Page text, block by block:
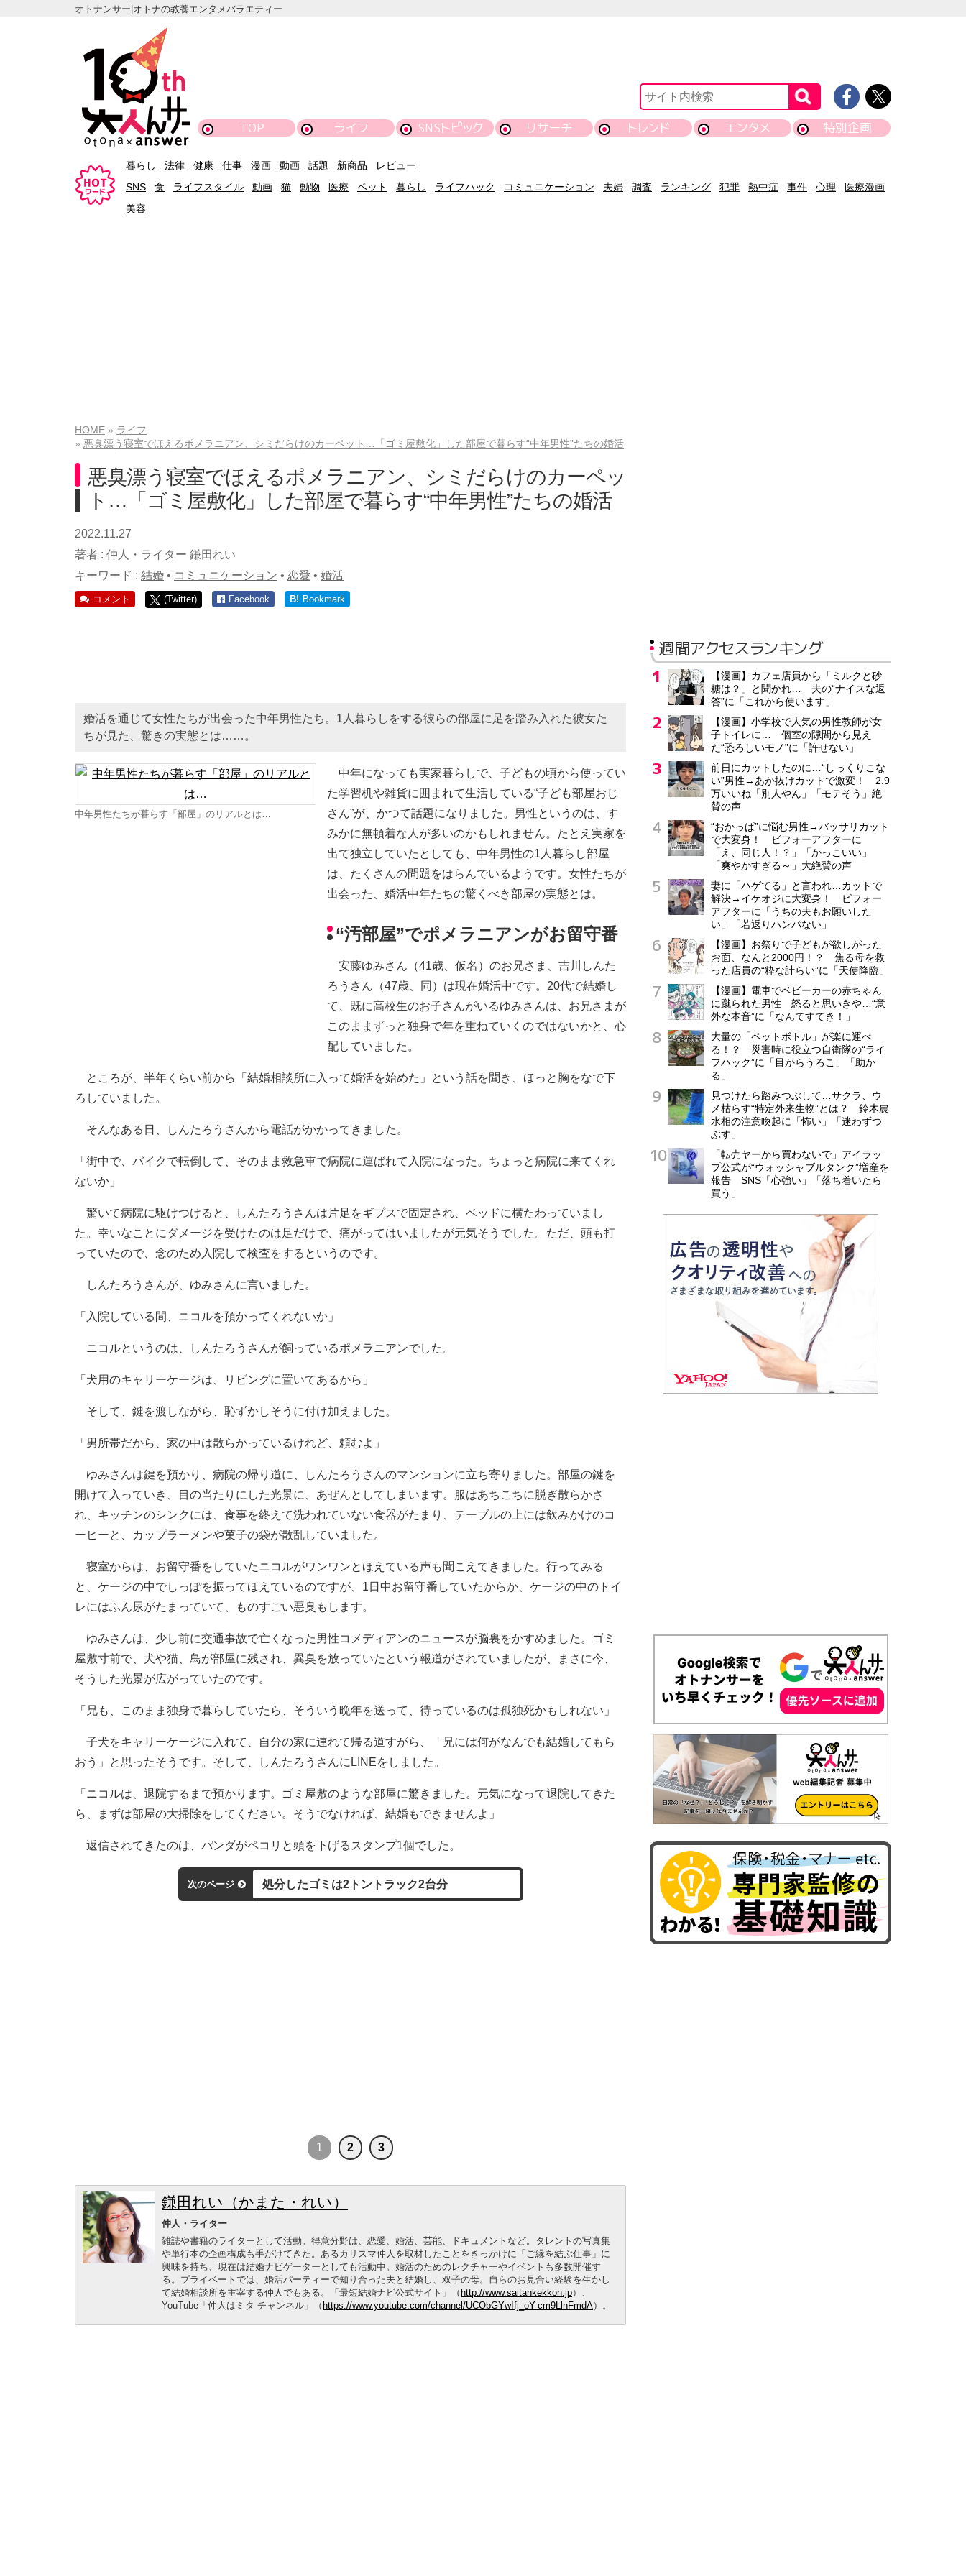
オトナンサー|オトナの教養エンタメバラエティー
TOP ライフ SNSトピック リサーチ トレンド エンタメ 特別企画
暮らし 法律 健康 仕事 漫画 動画 話題 新商品
レビュー
SNS
食 ライフスタイル 動画 猫 動物 医療 ペット 暮らし ライフハック コミュニケーション 夫婦 調査 ランキング 犯罪 熱中症 事件 心理
医療漫画
美容
HOME
ライフ
悪臭漂う寝室でほえるポメラニアン、シミだらけのカーペット…「ゴミ屋敷化」した部屋で暮らす“中年男性”たちの婚活
悪臭漂う寝室でほえるポメラニアン、シミだらけのカーペッ
ト…「ゴミ屋敷化」した部屋で暮らす“中年男性”たちの婚活
2022.11.27
著者 : 仲人・ライター 鎌田れい
キーワード : 結婚 • コミュニケーション • 恋愛 • 婚活
コメント (Twitter) Facebook B! Bookmark
婚活を通じて女性たちが出会った中年男性たち。1人暮らしをする彼らの部屋に足を踏み入れた彼女た
ちが見た、驚きの実態とは……。
中年男性たちが暮らす「部屋」のリアルとは…
中年になっても実家暮らしで、子どもの頃から使ってい
た学習机や雑貨に囲まれて生活している“子ども部屋おじ
さん”が、かつて話題になりました。男性というのは、す
みかに無頓着な人が多いのかもしれません。たとえ実家を
出て独立していたとしても、中年男性の1人暮らし部屋
は、たくさんの問題をはらんでいるようです。女性たちが
出会った、婚活中年たちの驚くべき部屋の実態とは。
“汚部屋”でポメラニアンがお留守番
安藤ゆみさん（41歳、仮名）のお兄さま、吉川しんた
ろうさん（47歳、同）は現在婚活中です。20代で結婚し
て、既に高校生のお子さんがいるゆみさんは、お兄さまが
このままずっと独身で年を重ねていくのではないかと、心
配していました。
ところが、半年くらい前から「結婚相談所に入って婚活を始めた」という話を聞き、ほっと胸をなで下
ろしていました。
そんなある日、しんたろうさんから電話がかかってきました。
「街中で、バイクで転倒して、そのまま救急車で病院に運ばれて入院になった。ちょっと病院に来てくれ
ないか」
驚いて病院に駆けつけると、しんたろうさんは片足をギプスで固定され、ベッドに横たわっていまし
た。幸いなことにダメージを受けたのは足だけで、痛がってはいましたが元気そうでした。ただ、頭も打
っていたので、念のため入院して検査をするというのです。
しんたろうさんが、ゆみさんに言いました。
「入院している間、ニコルを預かってくれないか」
ニコルというのは、しんたろうさんが飼っているポメラニアンでした。
「犬用のキャリーケージは、リビングに置いてあるから」
そして、鍵を渡しながら、恥ずかしそうに付け加えました。
「男所帯だから、家の中は散らかっているけれど、頼むよ」
ゆみさんは鍵を預かり、病院の帰り道に、しんたろうさんのマンションに立ち寄りました。部屋の鍵を
開けて入っていき、目の当たりにした光景に、あぜんとしてしまいます。服はあちこちに脱ぎ散らかさ
れ、キッチンのシンクには、食事を終えて洗われていない食器がたまり、テーブルの上には飲みかけのコ
ーヒーと、カップラーメンや菓子の袋が散乱していました。
寝室からは、お留守番をしていたニコルがワンワンとほえている声も聞こえてきました。行ってみる
と、ケージの中でしっぽを振ってほえているのですが、1日中お留守番していたからか、ケージの中のトイ
レにはふん尿がたまっていて、ものすごい悪臭もします。
ゆみさんは、少し前に交通事故で亡くなった男性コメディアンのニュースが脳裏をかすめました。ゴミ
屋敷寸前で、犬や猫、鳥が部屋に残され、異臭を放っていたという報道がされていましたが、まさに今、
そうした光景が広がっていたのです。
「兄も、このまま独身で暮らしていたら、そういう晩年を送って、待っているのは孤独死かもしれない」
子犬をキャリーケージに入れて、自分の家に連れて帰る道すがら、「兄には何がなんでも結婚してもら
おう」と思ったそうです。そして、しんたろうさんにLINEをしました。
「ニコルは、退院するまで預かります。ゴミ屋敷のような部屋に驚きました。元気になって退院してきた
ら、まずは部屋の大掃除をしてください。そうでなければ、結婚もできませんよ」
返信されてきたのは、パンダがペコリと頭を下げるスタンプ1個でした。
次のページ 処分したゴミは2トントラック2台分
1 2 3
鎌田れい（かまた・れい）
仲人・ライター
雑誌や書籍のライターとして活動。得意分野は、恋愛、婚活、芸能、ドキュメントなど。タレントの写真集
や単行本の企画構成も手がけてきた。あるカリスマ仲人を取材したことをきっかけに「ご縁を結ぶ仕事」に
興味を持ち、現在は結婚ナビゲーターとしても活動中。婚活のためのレクチャーやイベントも多数開催す
る。プライベートでは、婚活パーティーで知り合った夫と結婚し、双子の母。自らのお見合い経験を生かし
て結婚相談所を主宰する仲人でもある。「最短結婚ナビ公式サイト」（ http://www.saitankekkon.jp）、
YouTube「仲人はミタ チャンネル」（ https://www.youtube.com/channel/UCObGYwIfj_oY-cm9LlnFmdA）。
週間アクセスランキング
【漫画】カフェ店員から「ミルクと砂
糖は？」と聞かれ… 夫の“ナイスな返
答”に「これから使います」
【漫画】小学校で人気の男性教師が女
子トイレに… 個室の隙間から見え
た“恐ろしいモノ”に「許せない」
前日にカットしたのに…“しっくりこな
い”男性→あか抜けカットで激変！ 2.9
万いいね「別人やん」「モテそう」絶
賛の声
“おかっぱ”に悩む男性→バッサリカット
で大変身！ ビフォーアフターに
「え、同じ人！？」「かっこいい」
「爽やかすぎる～」大絶賛の声
妻に「ハゲてる」と言われ…カットで
解決→イケオジに大変身！ ビフォー
アフターに「うちの夫もお願いした
い」「若返りハンパない」
【漫画】お祭りで子どもが欲しがった
お面、なんと2000円！？ 焦る母を救
った店員の“粋な計らい”に「天使降臨」
【漫画】電車でベビーカーの赤ちゃん
に蹴られた男性 怒ると思いきや…“意
外な本音”に「なんてすてき！」
大量の「ペットボトル」が楽に運べ
る！？ 災害時に役立つ自衛隊の“ライ
フハック”に「目からうろこ」「助か
る」
見つけたら踏みつぶして…サクラ、ウ
メ枯らす“特定外来生物”とは？ 鈴木農
水相の注意喚起に「怖い」「迷わずつ
ぶす」
「転売ヤーから買わないで」アイラッ
プ公式が“ウォッシャブルタンク”増産を
報告 SNS「心強い」「落ち着いたら
買う」